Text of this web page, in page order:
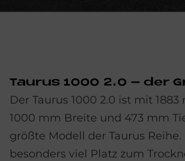
Tau­rus 1000 2.0 – der
Der Taurus 1000 2.0 ist mit
1000 mm Breite und 473 mm
größte Modell der Taurus
besonders viel Platz zum